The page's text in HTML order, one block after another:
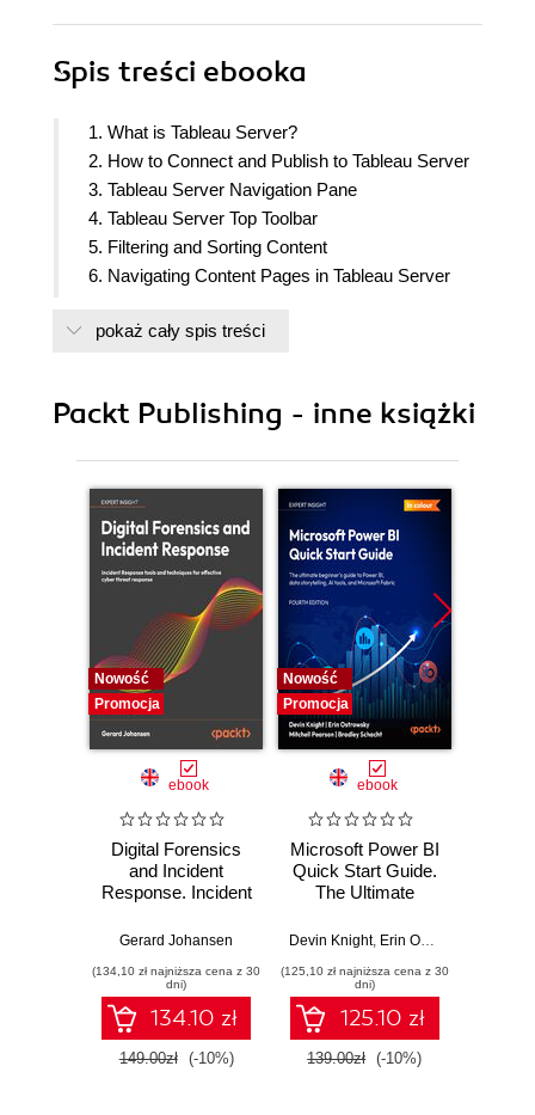
Spis treści ebooka
1. What is Tableau Server?
2. How to Connect and Publish to Tableau Server
3. Tableau Server Navigation Pane
4. Tableau Server Top Toolbar
5. Filtering and Sorting Content
6. Navigating Content Pages in Tableau Server
8. Interacting with Views on Tableau Server
pokaż cały spis treści
Packt Publishing - inne książki
Nowość
Promocja
ebook
Digital Forensics
and Incident
Response. Incident
and techniques for
threat response -
Fourth Edition
Gerard Johansen
(134,10 zł najniższa cena z 30
dni)
134.10 zł
149.00zł (-10%)
Nowość
Promocja
ebook
Microsoft Power BI
Quick Start Guide.
The Ultimate
to Power BI, Data
Tools, and
Microsoft Fabric -
Fourth Edition
Devin Knight, Erin Ostrowsky
(125,10 zł najniższa cena z 30
dni)
125.10 zł
139.00zł (-10%)